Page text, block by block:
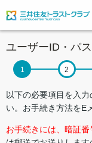
ユーザーID・パ
以下の必要項目を入
い。お手続き方法をE
お手続きには、暗証番